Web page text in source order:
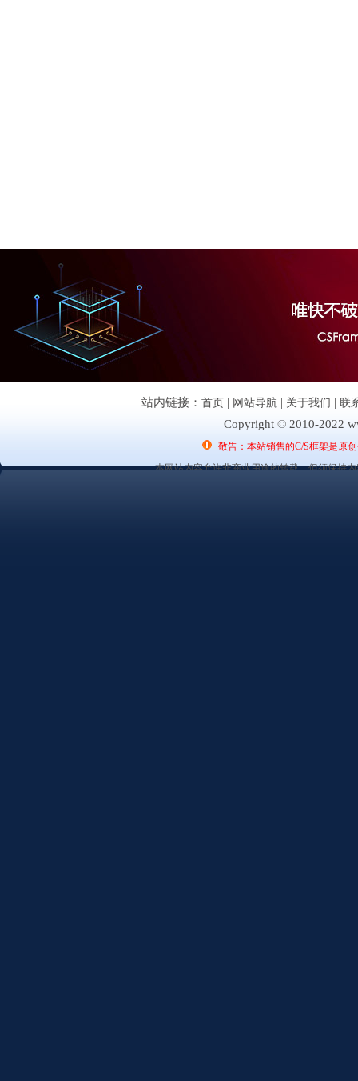
站内链接： 首页 | 网站导航 | 关于我们 | 联
Copyright © 2010-2022
敬告：本站销售的C/S框架是原
本网站内容允许非商业用途的转载，但须保持